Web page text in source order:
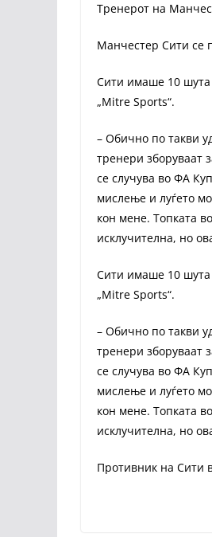
Тренерот на
Манчестер Сити се
Сити имаше 10 шута
„Mitre Sports“.
– Обично по такви
тренери зборуваат
се случува во ФА
мислење и луѓето
кон мене. Топката
исклучителна, но
Сити имаше 10 шута
„Mitre Sports“.
– Обично по такви
тренери зборуваат
се случува во ФА
мислење и луѓето
кон мене. Топката
исклучителна, но
Противник на Сити